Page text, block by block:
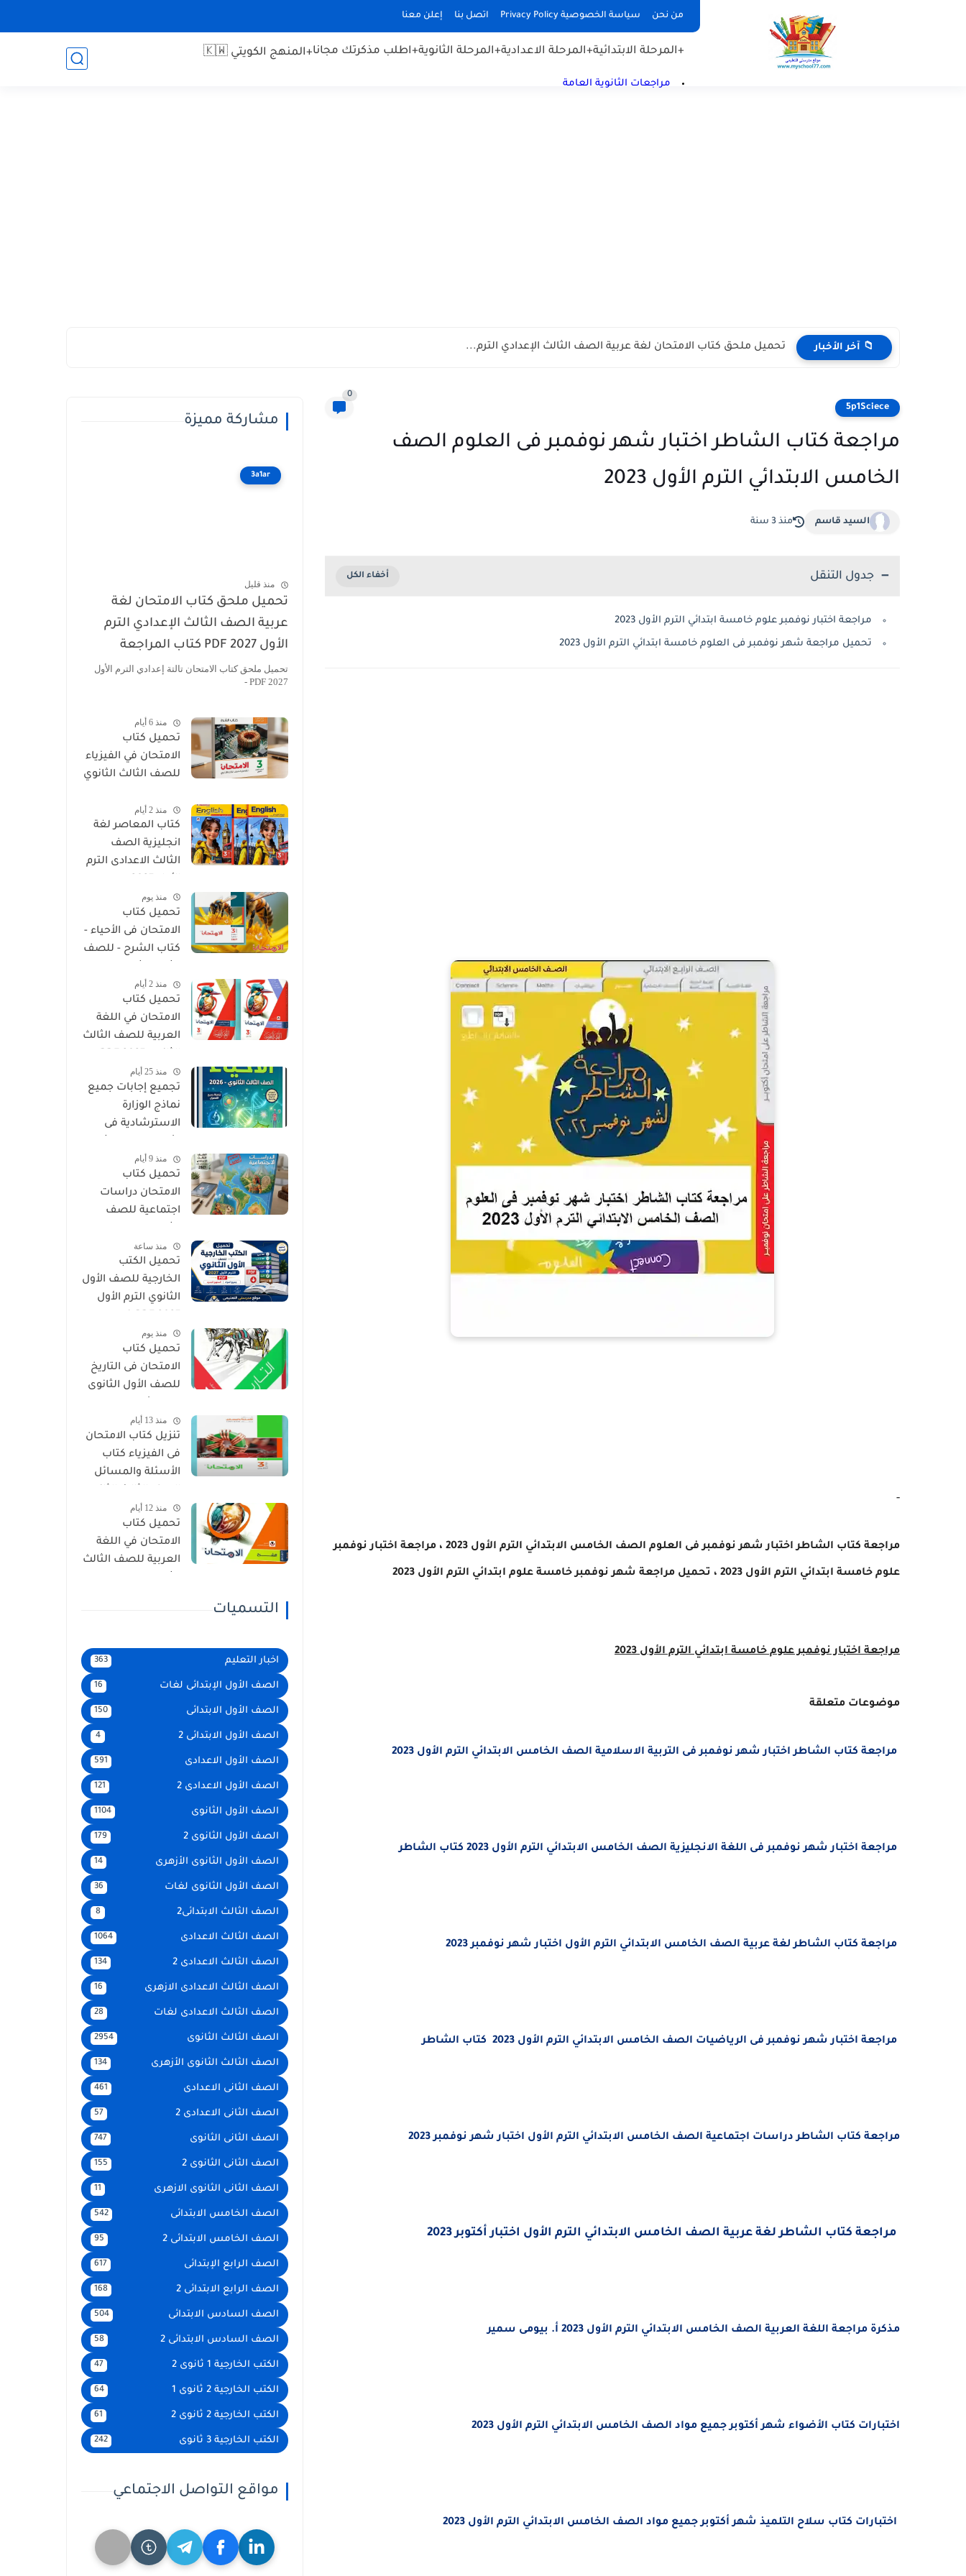
من نحن سياسة الخصوصية Privacy Policy اتصل بنا إعلن معنا
+المرحلة الابتدائية+المرحلة الاعدادية+المرحلة الثانوية+اطلب مذكرتك مجانا+المنهج الكويتي 🇰🇼
مراجعات الثانوية العامة
📁 آخر الأخبار تحميل ملحق كتاب الامتحان لغة عربية الصف الثالث الإعدادي الترم...
5p1Sciece
0
مراجعة كتاب الشاطر اختبار شهر نوفمبر فى العلوم الصف
الخامس الابتدائي الترم الأول 2023
السيد قاسم منذ 3 سنة
جدول التنقل
مراجعة اختبار نوفمبر علوم خامسة ابتدائي الترم الأول 2023
تحميل مراجعة شهر نوفمبر فى العلوم خامسة ابتدائي الترم الأول 2023
-
مراجعة كتاب الشاطر اختبار شهر نوفمبر فى العلوم الصف الخامس الابتدائي الترم الأول 2023 ، مراجعة اختبار نوفمبر
علوم خامسة ابتدائي الترم الأول 2023 ، تحميل مراجعة شهر نوفمبر خامسة علوم ابتدائي الترم الأول 2023
مراجعة اختبار نوفمبر علومخامسةابتدائي الترم الأول 2023
موضوعات متعلقة
مراجعة كتاب الشاطراختبار شهر نوفمبر فى التربية الاسلامية الصف الخامس الابتدائي الترم الأول 2023
مراجعة اختبار شهر نوفمبر فى اللغة الانجليزية الصف الخامس الابتدائي الترم الأول 2023 كتاب الشاطر
مراجعة كتاب الشاطر لغة عربية الصف الخامس الابتدائي الترم الأول اختبار شهر نوفمبر 2023
مراجعة اختبار شهر نوفمبر فى الرياضيات الصف الخامس الابتدائي الترم الأول 2023 كتاب الشاطر
مراجعة كتاب الشاطر دراسات اجتماعية الصف الخامس الابتدائي الترم الأول اختبار شهر نوفمبر 2023
مراجعة كتاب الشاطر لغة عربية الصف الخامس الابتدائي الترم الأول اختبار أكتوبر 2023
مذكرة مراجعة اللغة العربية الصف الخامس الابتدائي الترم الأول 2023 أ. بيومى سمير
اختبارات كتاب الأضواء شهر أكتوبر جميع مواد الصف الخامس الابتدائي الترم الأول 2023
اختبارات كتاب سلاح التلميذ شهر أكتوبر جميع مواد الصف الخامس الابتدائي الترم الأول 2023
مشاركة مميزة
3a1ar
منذ قليل
تحميل ملحق كتاب الامتحان لغة
عربية الصف الثالث الإعدادي الترم
الأول 2027 PDF كتاب المراجعة
والتقييمات
تحميل ملحق كتاب الامتحان تالتة إعدادي الترم الأول
2027 PDF -
منذ 6 أيام
تحميل كتاب
الامتحان في الفيزياء
للصف الثالث الثانوي
الشرح
منذ 2 أيام
كتاب المعاصر لغة
انجليزية الصف
الثالث الاعدادى الترم
منذ يوم
تحميل كتاب
الامتحان فى الأحياء -
كتاب الشرح - للصف
PDFمنذ 2 أيام
تحميل كتاب
الامتحان في اللغة
العربية للصف الثالث
كتاب الأسئلة
والتدريبات كامل
منذ 25 أيام
تجميع إجابات جميع
نماذج الوزارة
الاسترشادية فى
الثانوي 2026
منذ 9 أيام
تحميل كتاب
الامتحان دراسات
اجتماعية للصف
الأول 2027 PDFمنذ ساعة
تحميل الكتب
الخارجية للصف الأول
الثانوي الترم الأول
المواد المنهج
الجديد)
منذ يوم
تحميل كتاب
الامتحان فى التاريخ
للصف الأول الثانوى
النسخة الجديدة
منذ 13 أيام
تنزيل كتاب الامتحان
فى الفيزياء كتاب
الأسئلة والمسائل
2027 pdf
منذ 12 أيام
تحميل كتاب
الامتحان في اللغة
العربية للصف الثالث
التسميات
اخبار التعليم 363
الصف الأول الإبتدائى لغات 16
الصف الأول الابتدائى 150
الصف الأول الابتدائى 2 4
الصف الأول الاعدادى 591
الصف الأول الاعدادى 2 121
الصف الأول الثانوى 1104
الصف الأول الثانوى 2 179
الصف الأول الثانوى الأزهرى 14
الصف الأول الثانوى لغات 36
الصف الثالث الابتدائى2 8
الصف الثالث الاعدادى 1064
الصف الثالث الاعدادى 2 134
الصف الثالث الاعدادى الازهرى 16
الصف الثالث الاعدادى لغات 28
الصف الثالث الثانوى 2954
الصف الثالث الثانوى الأزهرى 134
الصف الثانى الاعدادى 461
الصف الثانى الاعدادى 2 57
الصف الثانى الثانوى 747
الصف الثانى الثانوى 2 155
الصف الثانى الثانوى الازهرى 11
الصف الخامس الابتدائى 542
الصف الخامس الابتدائى 2 95
الصف الرابع الإبتدائى 617
الصف الرابع الابتدائى 2 168
الصف السادس الابتدائى 504
الصف السادس الابتدائى 2 58
الكتب الخارجية 1 ثانوى 2 47
الكتب الخارجية 2 ثانوى 1 64
الكتب الخارجية 2 ثانوى 2 61
الكتب الخارجية 3 ثانوى 242
مواقع التواصل الاجتماعي